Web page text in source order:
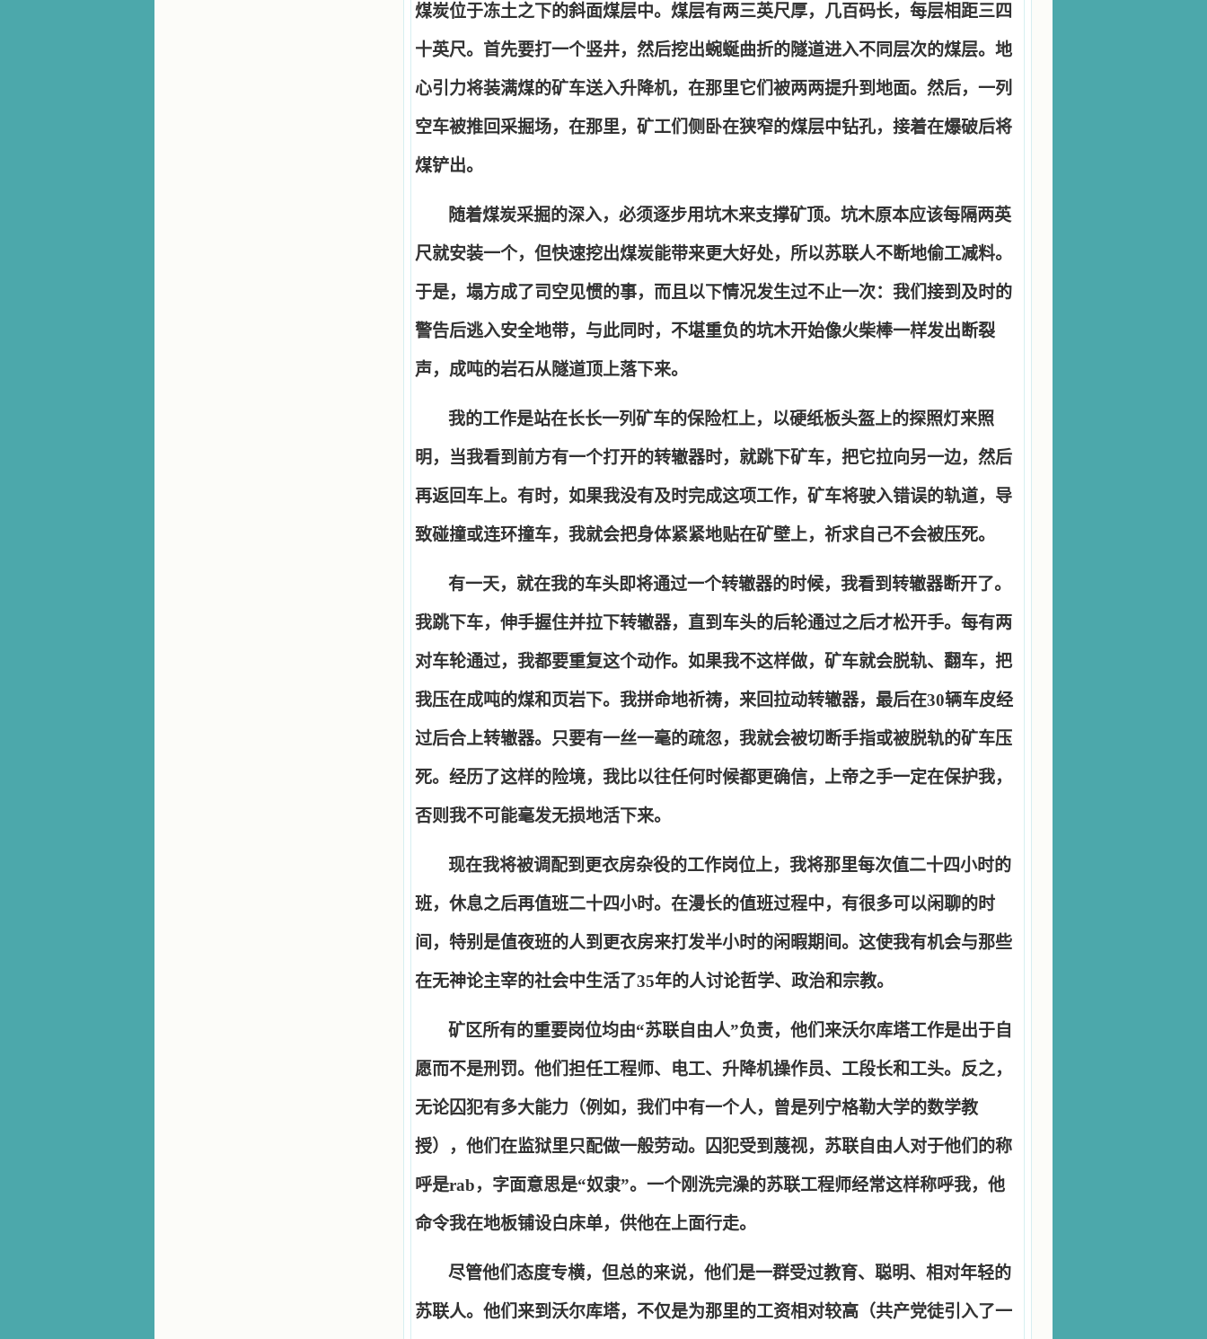
煤炭位于冻土之下的斜面煤层中。煤层有两三英尺厚，几百码长，每层相距三四
十英尺。首先要打一个竖井，然后挖出蜿蜒曲折的隧道进入不同层次的煤层。地
心引力将装满煤的矿车送入升降机，在那里它们被两两提升到地面。然后，一列
空车被推回采掘场，在那里，矿工们侧卧在狭窄的煤层中钻孔，接着在爆破后将
煤铲出。
随着煤炭采掘的深入，必须逐步用坑木来支撑矿顶。坑木原本应该每隔两英
尺就安装一个，但快速挖出煤炭能带来更大好处，所以苏联人不断地偷工减料。
于是，塌方成了司空见惯的事，而且以下情况发生过不止一次：我们接到及时的
警告后逃入安全地带，与此同时，不堪重负的坑木开始像火柴棒一样发出断裂
声，成吨的岩石从隧道顶上落下来。
我的工作是站在长长一列矿车的保险杠上，以硬纸板头盔上的探照灯来照
明，当我看到前方有一个打开的转辙器时，就跳下矿车，把它拉向另一边，然后
再返回车上。有时，如果我没有及时完成这项工作，矿车将驶入错误的轨道，导
致碰撞或连环撞车，我就会把身体紧紧地贴在矿壁上，祈求自己不会被压死。
有一天，就在我的车头即将通过一个转辙器的时候，我看到转辙器断开了。
我跳下车，伸手握住并拉下转辙器，直到车头的后轮通过之后才松开手。每有两
对车轮通过，我都要重复这个动作。如果我不这样做，矿车就会脱轨、翻车，把
我压在成吨的煤和页岩下。我拼命地祈祷，来回拉动转辙器，最后在30辆车皮经
过后合上转辙器。只要有一丝一毫的疏忽，我就会被切断手指或被脱轨的矿车压
死。经历了这样的险境，我比以往任何时候都更确信，上帝之手一定在保护我，
否则我不可能毫发无损地活下来。
现在我将被调配到更衣房杂役的工作岗位上，我将那里每次值二十四小时的
班，休息之后再值班二十四小时。在漫长的值班过程中，有很多可以闲聊的时
间，特别是值夜班的人到更衣房来打发半小时的闲暇期间。这使我有机会与那些
在无神论主宰的社会中生活了35年的人讨论哲学、政治和宗教。
矿区所有的重要岗位均由“苏联自由人”负责，他们来沃尔库塔工作是出于自
愿而不是刑罚。他们担任工程师、电工、升降机操作员、工段长和工头。反之，
无论囚犯有多大能力（例如，我们中有一个人，曾是列宁格勒大学的数学教
授），他们在监狱里只配做一般劳动。囚犯受到蔑视，苏联自由人对于他们的称
呼是rab，字面意思是“奴隶”。一个刚洗完澡的苏联工程师经常这样称呼我，他
命令我在地板铺设白床单，供他在上面行走。
尽管他们态度专横，但总的来说，他们是一群受过教育、聪明、相对年轻的
苏联人。他们来到沃尔库塔，不仅是为那里的工资相对较高（共产党徒引入了一